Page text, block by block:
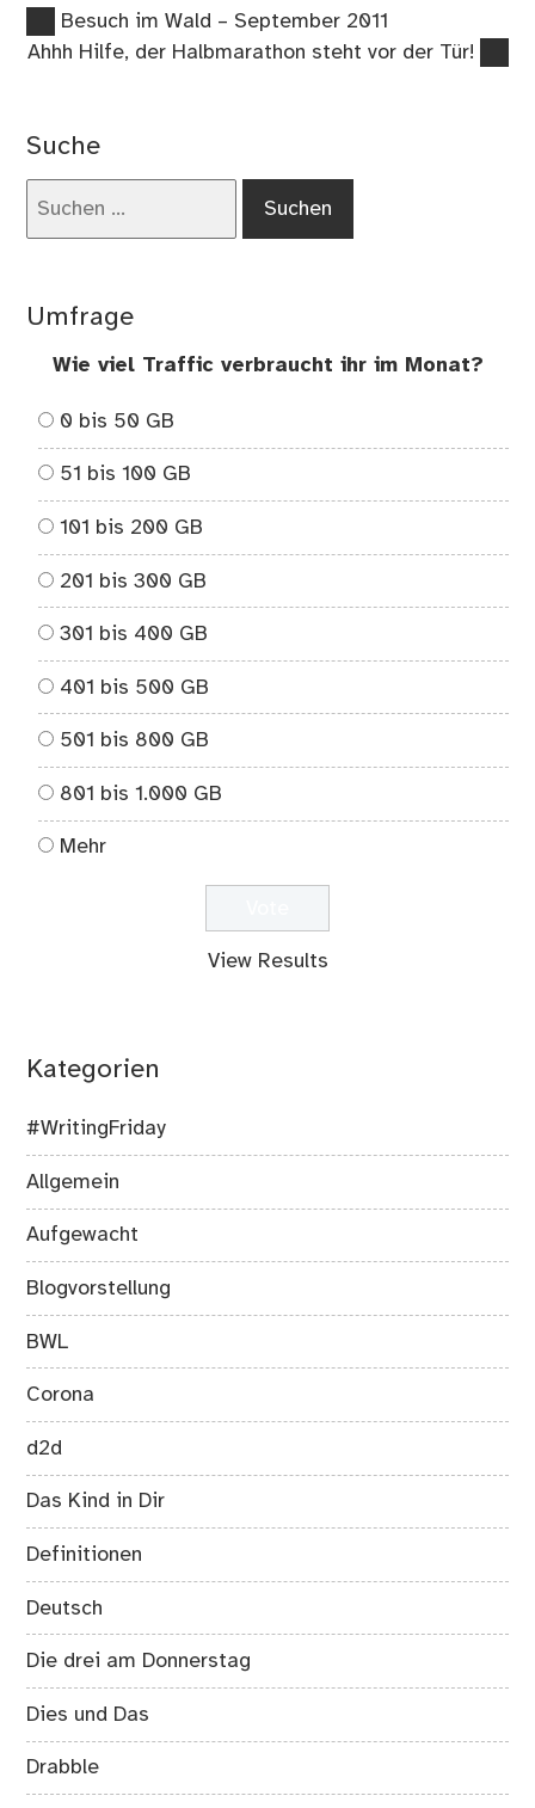
Beitragsnavigation
Vorheriger
Beitrag:
Besuch im Wald – September 2011
Nächster
Ahhh Hilfe, der Halbmarathon steht vor der Tür!
Suche
Umfrage
Wie viel Traffic verbraucht ihr im Monat?
0 bis 50 GB
51 bis 100 GB
101 bis 200 GB
201 bis 300 GB
301 bis 400 GB
401 bis 500 GB
501 bis 800 GB
801 bis 1.000 GB
Mehr
View Results
Kategorien
#WritingFriday
Allgemein
Aufgewacht
Blogvorstellung
BWL
Corona
d2d
Das Kind in Dir
Definitionen
Deutsch
Die drei am Donnerstag
Dies und Das
Drabble